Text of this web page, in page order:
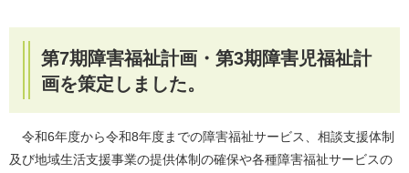
第7期障害福祉計画・第3期障害児福祉計
画を策定しました。
令和6年度から令和8年度までの障害福祉サービス、相談支援体制
及び地域生活支援事業の提供体制の確保や各種障害福祉サービスの